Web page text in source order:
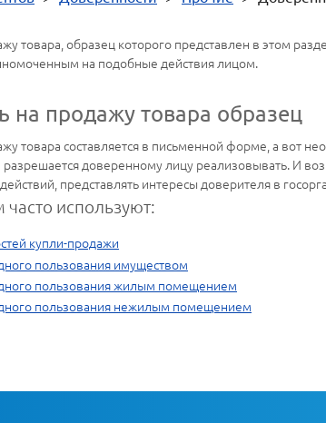
товара, образец которого представлен в этом
на подобные действия лицом.
на продажу товара образец
товара составляется в письменной форме, а вот
доверенному лицу реализовывать. И
представлять интересы доверителя в
используют:
купли-продажи
пользования имуществом
пользования жилым помещением
пользования нежилым помещением